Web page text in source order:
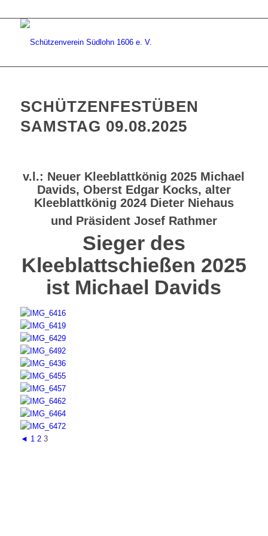
SCHÜTZENFESTÜBEN
SAMSTAG 09.08.2025
v.l.: Neuer Kleeblattkönig 2025 Michael
Davids, Oberst Edgar Kocks, alter
Kleeblattkönig 2024 Dieter Niehaus
und Präsident Josef Rathmer
Sieger des
Kleeblattschießen 2025
ist Michael Davids
◄ 1 2 3